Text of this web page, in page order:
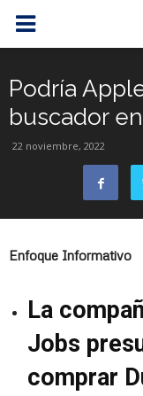
Podría
buscador
22 noviembre, 2022
Enfoque Informativo
La
Jobs
comprar